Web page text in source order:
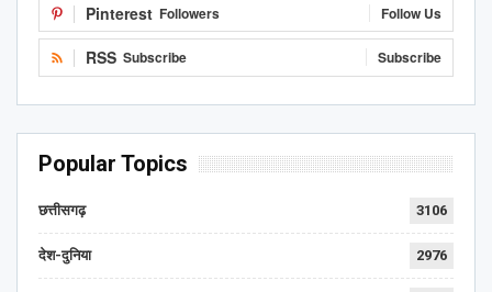
Pinterest Followers Follow Us
RSS Subscribe Subscribe
Popular Topics
छत्तीसगढ़ 3106
देश-दुनिया 2976